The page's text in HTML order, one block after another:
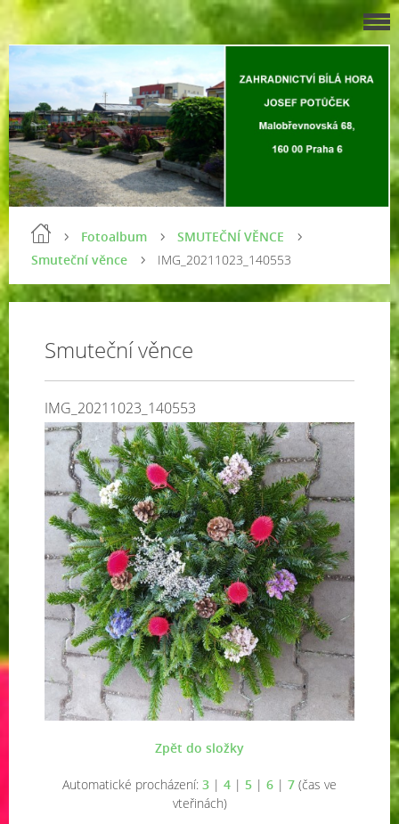
Fotoalbum
SMUTEČNÍ VĚNCE
Smuteční věnce
IMG_20211023_140553
Smuteční věnce
IMG_20211023_140553
Zpět do složky
Automatické procházení: 3 | 4 | 5 | 6 | 7 (čas ve
vteřinách)